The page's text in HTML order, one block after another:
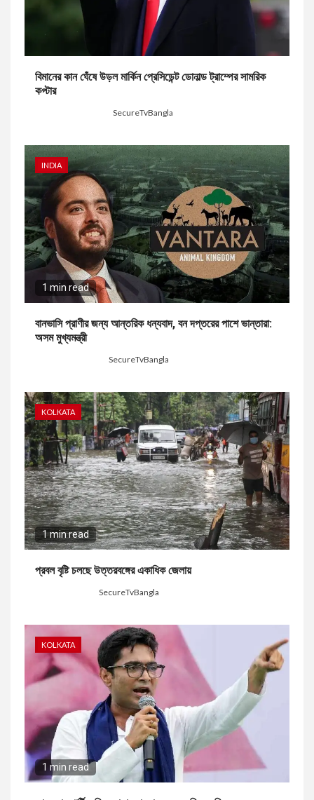
বিমানের কান ঘেঁষে উড়ল মার্কিন প্রেসিডেন্ট ডোনাল্ড ট্রাম্পের সামরিক
কপ্টার
SecureTvBangla
INDIA
1 min read
বানভাসি প্রাণীর জন্য আন্তরিক ধন্যবাদ, বন দপ্তরের পাশে ভান্তারা:
অসম মুখ্যমন্ত্রী
SecureTvBangla
KOLKATA
1 min read
প্রবল বৃষ্টি চলছে উত্তরবঙ্গের একাধিক জেলায়
SecureTvBangla
KOLKATA
1 min read